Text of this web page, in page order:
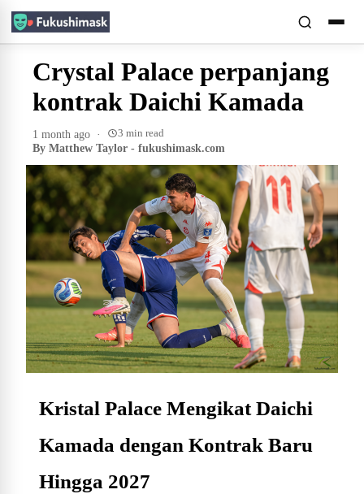
Crystal Palace perpanjang
kontrak Daichi Kamada
1 month ago · 3 min read
By Matthew Taylor - fukushimask.com
Kristal Palace Mengikat Daichi
Kamada dengan Kontrak Baru
Hingga 2027